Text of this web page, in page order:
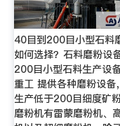
40目到200目小型石料
如何选择？石料磨粉设
200目小型石料生产设
重工 提供各种磨粉设备
生产低于200目细度矿
磨粉机有雷蒙磨粉机、